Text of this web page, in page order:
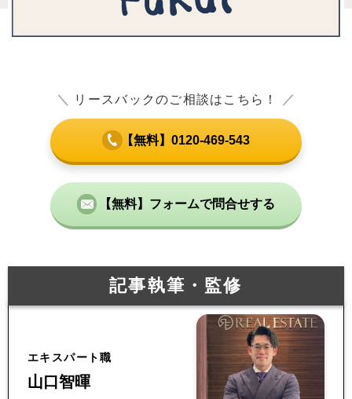
＼ リースバックのご相談はこちら！ ／
【無料】0120-469-543
【無料】フォームで問合せする
記事執筆・監修
エキスパート職
山口智暉